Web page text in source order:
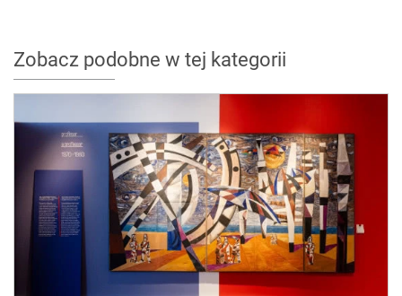
Zobacz podobne w tej kategorii